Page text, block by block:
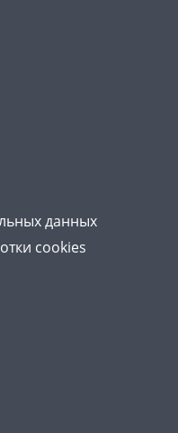
данных
cookies